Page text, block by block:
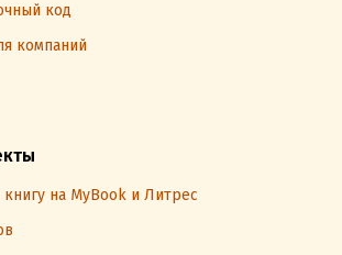
код
компаний
на MyBook и Литрес